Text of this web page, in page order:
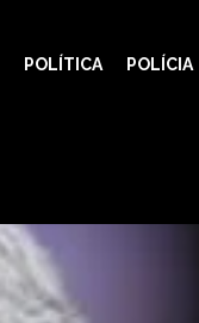
POLÍTICA POLÍCIA